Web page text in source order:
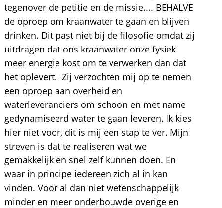
tegenover de petitie en de missie.... BEHALVE
de oproep om kraanwater te gaan en blijven
drinken. Dit past niet bij de filosofie omdat zij
uitdragen dat ons kraanwater onze fysiek
meer energie kost om te verwerken dan dat
het oplevert. Zij verzochten mij op te nemen
een oproep aan overheid en
waterleveranciers om schoon en met name
gedynamiseerd water te gaan leveren. Ik kies
hier niet voor, dit is mij een stap te ver. Mijn
streven is dat te realiseren wat we
gemakkelijk en snel zelf kunnen doen. En
waar in principe iedereen zich al in kan
vinden. Voor al dan niet wetenschappelijk
minder en meer onderbouwde overige en